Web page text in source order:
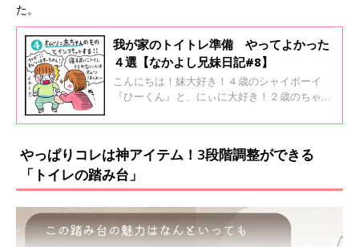
た。
我が家のトイトレ準備 やってよかった
４選【なかよし兄妹日記#8】
こんにちは！妹大好き！４歳のシャイボーイ
『ひーくん』と、にぃに大好き！２歳のちゃっ
ク）です。２人の子ども達と、子煩悩な旦那さ
妹、家族のいろいろなことを書いていけたらと
思っています。
やっぱりコレは神アイテム！3段階調整ができる
「トイレの踏み台」